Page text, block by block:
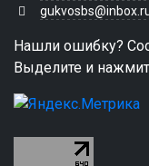
Нашли ошибку?
Выделите и